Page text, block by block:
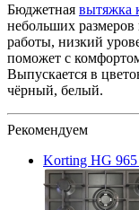
Бюджетная вытяжка
небольших размеров
работы, низкий
поможет с
Выпускается в
чёрный, белый.
Рекомендуем
Korting HG